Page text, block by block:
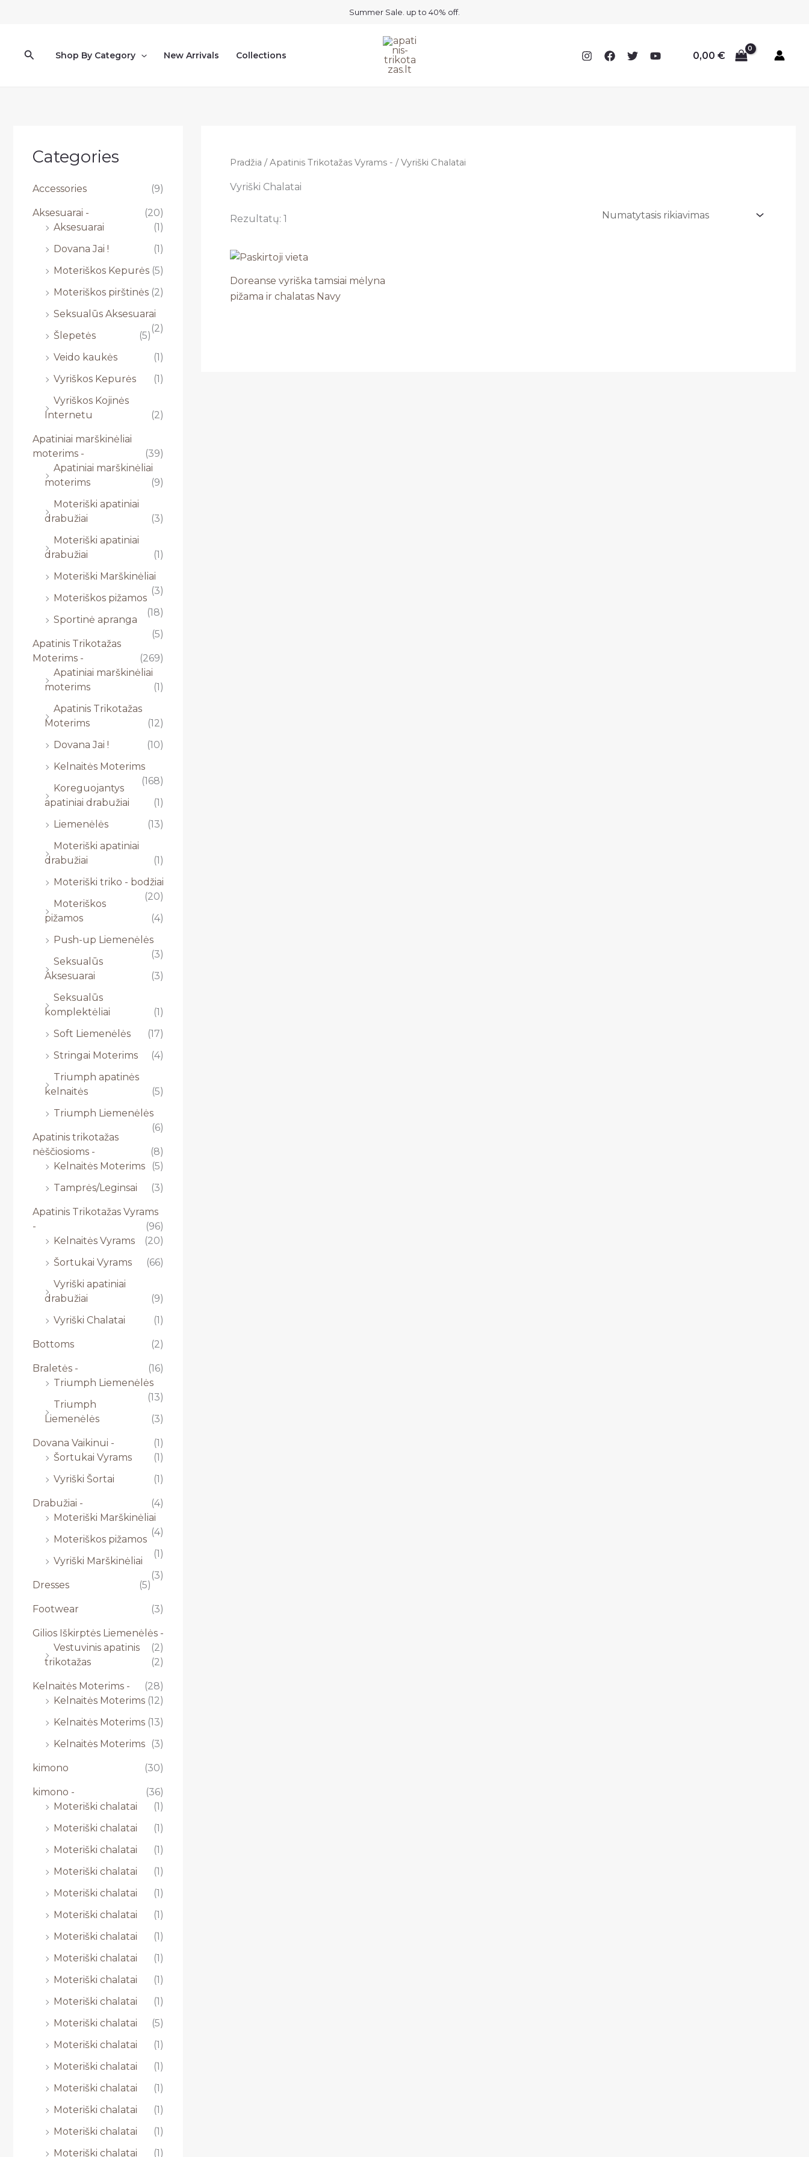
Summer Sale. up to 40% off.
PaieškaShop By Category New Arrivals Collections 0,00 €
Categories
Accessories (9)
Aksesuarai -
(20)
Aksesuarai
(1)
Dovana Jai !
(1)
Moteriškos Kepurės (5)
Moteriškos pirštinės (2)
Seksualūs Aksesuarai
(2)
Šlepetės
(5)
Veido kaukės
(1)
Vyriškos Kepurės
(1)
Vyriškos Kojinės
Internetu
(2)
Apatiniai marškinėliai
moterims -
(39)
Apatiniai marškinėliai
moterims
(9)
Moteriški apatiniai
drabužiai
(3)
Moteriški apatiniai
drabužiai
(1)
Moteriški Marškinėliai
(3)
Moteriškos pižamos
(18)
Sportinė apranga
(5)
Apatinis Trikotažas
Moterims -
(269)
Apatiniai marškinėliai
moterims
(1)
Apatinis Trikotažas
Moterims
(12)
Dovana Jai !
(10)
Kelnaitės Moterims
(168)
Koreguojantys
apatiniai drabužiai
(1)
Liemenėlės
(13)
Moteriški apatiniai
drabužiai
(1)
Moteriški triko - bodžiai
(20)
Moteriškos
pižamos
(4)
Push-up Liemenėlės
(3)
Seksualūs
Aksesuarai
(3)
Seksualūs
komplektėliai
(1)
Soft Liemenėlės
(17)
Stringai Moterims
(4)
Triumph apatinės
kelnaitės
(5)
Triumph Liemenėlės
(6)
Apatinis trikotažas
nėščiosioms -
(8)
Kelnaitės Moterims
(5)
Tamprės/Leginsai
(3)
Apatinis Trikotažas Vyrams
-
(96)
Kelnaitės Vyrams
(20)
Šortukai Vyrams
(66)
Vyriški apatiniai
drabužiai
(9)
Vyriški Chalatai
(1)
Bottoms (2)
Braletės -
(16)
Triumph Liemenėlės
(13)
Triumph
Liemenėlės
(3)
Dovana Vaikinui -
(1)
Šortukai Vyrams
(1)
Vyriški Šortai
(1)
Drabužiai -
(4)
Moteriški Marškinėliai
(4)
Moteriškos pižamos
(1)
Vyriški Marškinėliai
(3)
Dresses
(5)
Footwear (3)
Gilios Iškirptės Liemenėlės -
(2)
Vestuvinis apatinis
trikotažas
(2)
Kelnaitės Moterims -
(28)
Kelnaitės Moterims (12)
Kelnaitės Moterims (13)
Kelnaitės Moterims
(3)
kimono (30)
kimono -
(36)
Moteriški chalatai
(1)
Moteriški chalatai
(1)
Moteriški chalatai
(1)
Moteriški chalatai
(1)
Moteriški chalatai
(1)
Moteriški chalatai
(1)
Moteriški chalatai
(1)
Moteriški chalatai
(1)
Moteriški chalatai
(1)
Moteriški chalatai
(1)
Moteriški chalatai
(5)
Moteriški chalatai
(1)
Moteriški chalatai
(1)
Moteriški chalatai
(1)
Moteriški chalatai
(1)
Moteriški chalatai
(1)
Moteriški chalatai
(1)
Pradžia /Apatinis Trikotažas Vyrams - / Vyriški Chalatai
Vyriški Chalatai
Rezultatų: 1
Doreanse vyriška tamsiai mėlyna
pižama ir chalatas Navy